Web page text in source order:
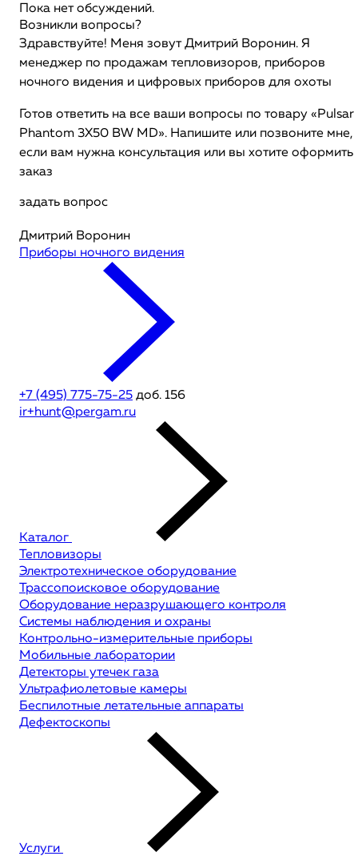
Пока нет обсуждений.
Возникли вопросы?
Здравствуйте! Меня зовут Дмитрий Воронин. Я
менеджер по продажам тепловизоров, приборов
ночного видения и цифровых приборов для охоты
Готов ответить на все ваши вопросы по товару «Pulsar
Phantom 3X50 BW MD». Напишите или позвоните мне,
если вам нужна консультация или вы хотите оформить
заказ
задать вопрос
Дмитрий Воронин
Приборы ночного видения
+7 (495) 775-75-25 доб. 156
ir+hunt@pergam.ru
Каталог
Тепловизоры
Электротехническое оборудование
Трассопоисковое оборудование
Оборудование неразрушающего контроля
Системы наблюдения и охраны
Контрольно-измерительные приборы
Мобильные лаборатории
Детекторы утечек газа
Ультрафиолетовые камеры
Беспилотные летательные аппараты
Дефектоскопы
Услуги